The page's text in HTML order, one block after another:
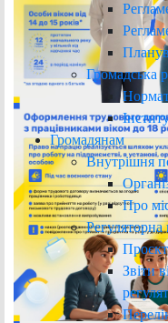
Громадська
Громадянам
Внутрішня
Про
Регуляторна
Звіти